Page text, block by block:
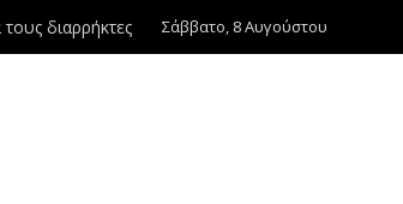
διαρρήκτες Σάββατο, 8 Αυγούστου